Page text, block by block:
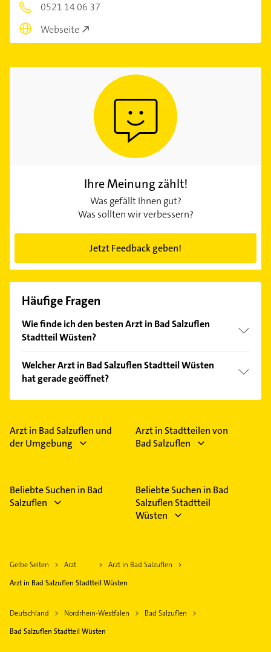
0521 14 06 37
Webseite
Ihre Meinung zählt!
Was gefällt Ihnen gut?
Was sollten wir verbessern?
Jetzt Feedback geben!
Häufige Fragen
Wie finde ich den besten Arzt in Bad Salzuflen
Stadtteil Wüsten?
Kundenmeinungen und profitieren Sie von den
Empfehlungen. Die Suchergebnisse können Sie sich
einfach nachBewertungensortiert anzeigen lassen.
Welcher Arzt in Bad Salzuflen Stadtteil Wüsten
hat gerade geöffnet?
Im Anbieter-Bereich finden Sie alleÖffnungszeiten.
Feiertagen abweichen können.
Arzt in Bad Salzuflen und
der Umgebung
Arzt in Stadtteilen von
Bad Salzuflen
Beliebte Suchen in Bad
Salzuflen
Beliebte Suchen in Bad
Salzuflen Stadtteil
Wüsten
Gelbe Seiten Arzt
Arzt in Bad Salzuflen
Arzt in Bad Salzuflen Stadtteil Wüsten
Deutschland Nordrhein-Westfalen
Bad Salzuflen
Bad Salzuflen Stadtteil Wüsten